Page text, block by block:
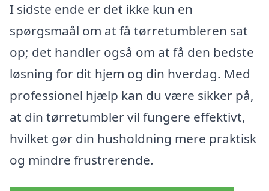
I sidste ende er det ikke kun en
spørgsmaål om at få tørretumbleren sat
op; det handler også om at få den bedste
løsning for dit hjem og din hverdag. Med
professionel hjælp kan du være sikker på,
at din tørretumbler vil fungere effektivt,
hvilket gør din husholdning mere praktisk
og mindre frustrerende.